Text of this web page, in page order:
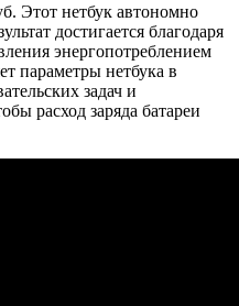
Этот нетбук автономно
достигается благодаря
энергопотреблением
параметры нетбука в
задач и
расход заряда батареи